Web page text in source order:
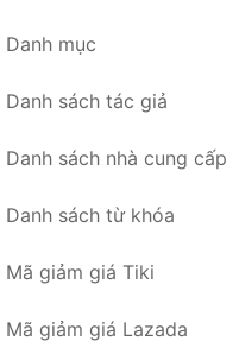
Danh mục
Danh sách tác giả
Danh sách nhà cung cấp
Danh sách từ khóa
Mã giảm giá Tiki
Mã giảm giá Lazada